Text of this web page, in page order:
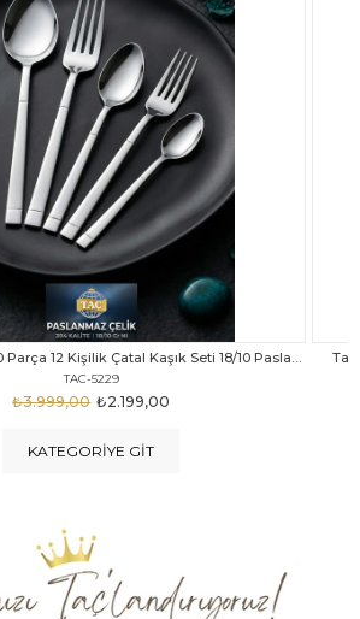
72 Parça 12 Kişilik Çatal Kaşık Bıçak Seti
TAC-5040
₺2.999,00
₺4.289,00
Taç
KATEGORIYE GIT